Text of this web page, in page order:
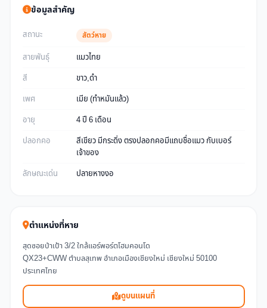
ข้อมูลสำคัญ
สถานะ สัตว์หาย
สายพันธุ์
แมวไทย
สี
ขาว,ดำ
เพศ
เมีย (ทำหมันแล้ว)
อายุ
4 ปี 6 เดือน
ปลอกคอ
สีเขียว มีกระดิ่ง ตรงปลอกคอมีแถบชื่อแมว กับเบอร์
เจ้าของ
ลักษณะเด่น
ปลายหางงอ
ตำแหน่งที่หาย
สุดซอยป่าเป้า 3/2 ใกล้แอร์พอร์ตโฮมคอนโด
QX23+CWW ตำบลสุเทพ อำเภอเมืองเชียงใหม่ เชียงใหม่ 50100
ประเทศไทย
ดูบนแผนที่